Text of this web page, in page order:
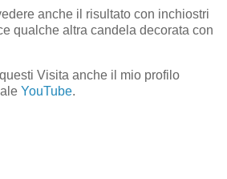
anche il risultato con inchiostri
qualche altra candela decorata con
Visita anche il mio profilo
YouTube.